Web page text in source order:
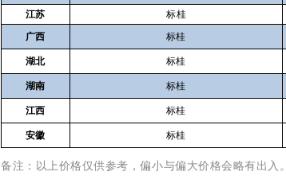
江苏 标桂
广西
标桂
湖北 标桂
湖南 标桂
江西 标桂
安徽 标桂
备注： 以上价格仅供参考，偏小与偏大价格会略有出入。